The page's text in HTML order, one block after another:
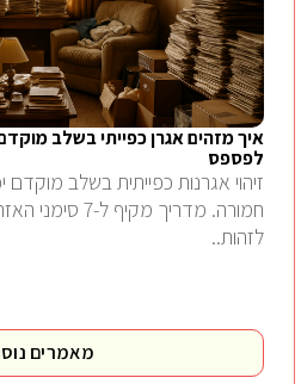
לפספס
זיהוי אגרנות כפייתית בשלב מוקדם
חמורה. מדריך
לזהות..
מאמרים